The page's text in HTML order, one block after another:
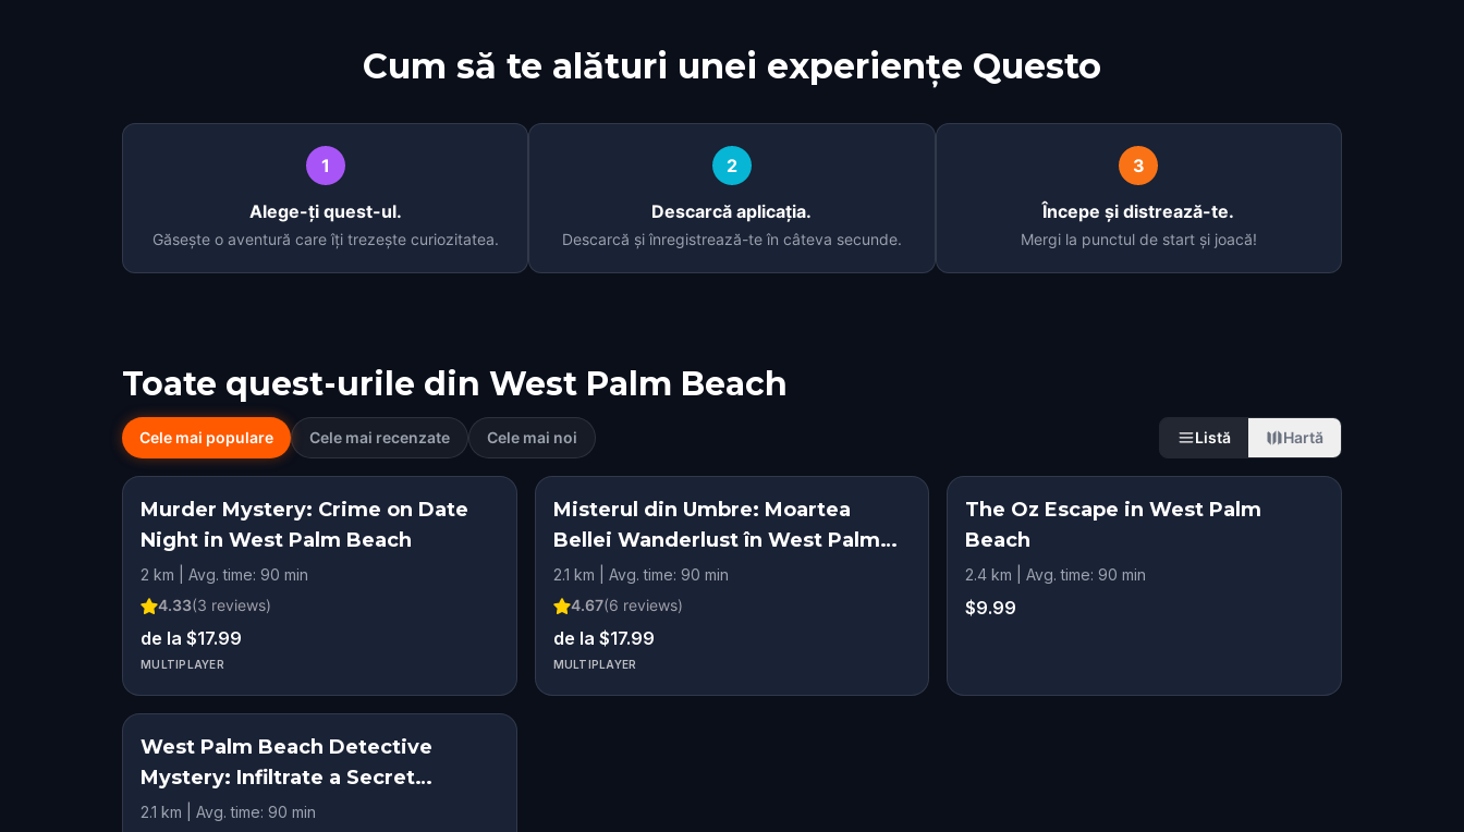
Cum să te alături unei experiențe Questo
1
Alege-ți quest-ul.
Găsește o aventură care îți trezește curiozitatea.
2
Descarcă aplicația.
Descarcă și înregistrează-te în câteva secunde.
3
Începe și distrează-te.
Mergi la punctul de start și joacă!
Toate quest-urile din West Palm Beach
Cele mai populare Cele mai recenzate Cele mai noi Listă Hartă
Murder Mystery: Crime on Date
Night in West Palm Beach
2 km | Avg. time: 90 min
4.33(3 reviews)
de la $17.99
MULTIPLAYER
Misterul din Umbre: Moartea
Bellei Wanderlust în West Palm
Beach
2.1 km | Avg. time: 90 min
4.67(6 reviews)
de la $17.99
MULTIPLAYER
The Oz Escape in West Palm
Beach
2.4 km | Avg. time: 90 min
$9.99
West Palm Beach Detective
Mystery: Infiltrate a Secret
Society!
2.1 km | Avg. time: 90 min